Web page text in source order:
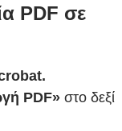
PDF σε
PDF» στο δεξί